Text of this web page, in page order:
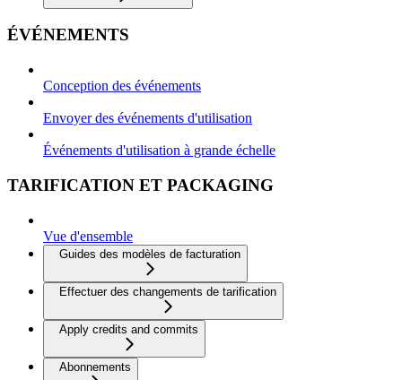
ÉVÉNEMENTS
Conception des événements
Envoyer des événements d'utilisation
Événements d'utilisation à grande échelle
TARIFICATION ET PACKAGING
Vue d'ensemble
Guides des modèles de facturation
Effectuer des changements de tarification
Apply credits and commits
Abonnements